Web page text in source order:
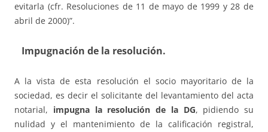
evitarla (cfr. Resoluciones de 11 de mayo de 1999 y 28 de
abril de 2000)”.
Impugnación de la resolución.
A la vista de esta resolución el socio mayoritario de la
sociedad, es decir el solicitante del levantamiento del acta
notarial, impugna la resolución de la DG, pidiendo su
nulidad y el mantenimiento de la calificación registral,